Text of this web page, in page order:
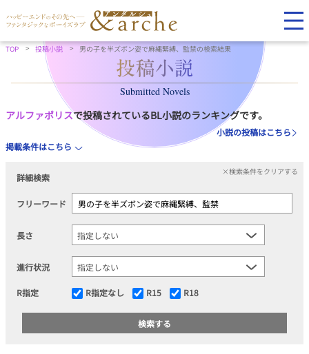
TOP 投稿小説 男の子を半ズボン姿で麻縄緊縛、監禁の検索結果
Submitted Novels
アルファポリスで投稿されているBL小説のランキングです。
小説の投稿はこちら
掲載条件はこちら
詳細検索
×検索条件をクリアする
フリーワード
長さ
進行状況
R指定 R指定なし R15 R18